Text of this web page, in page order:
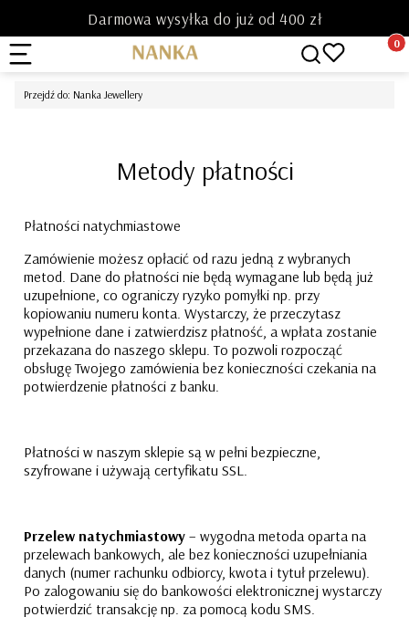
Darmowa wysyłka do już od 400 zł
Otwórz
Przejdź do: Nanka Jewellery
Metody płatności
Płatności natychmiastowe
Zamówienie możesz opłacić od razu jedną z wybranych
metod. Dane do płatności nie będą wymagane lub będą już
uzupełnione, co ograniczy ryzyko pomyłki np. przy
kopiowaniu numeru konta. Wystarczy, że przeczytasz
wypełnione dane i zatwierdzisz płatność, a wpłata zostanie
przekazana do naszego sklepu. To pozwoli rozpocząć
obsługę Twojego zamówienia bez konieczności czekania na
potwierdzenie płatności z banku.
Płatności w naszym sklepie są w pełni bezpieczne,
szyfrowane i używają certyfikatu SSL.
Przelew natychmiastowy – wygodna metoda oparta na
przelewach bankowych, ale bez konieczności uzupełniania
danych (numer rachunku odbiorcy, kwota i tytuł przelewu).
Po zalogowaniu się do bankowości elektronicznej wystarczy
potwierdzić transakcję np. za pomocą kodu SMS.